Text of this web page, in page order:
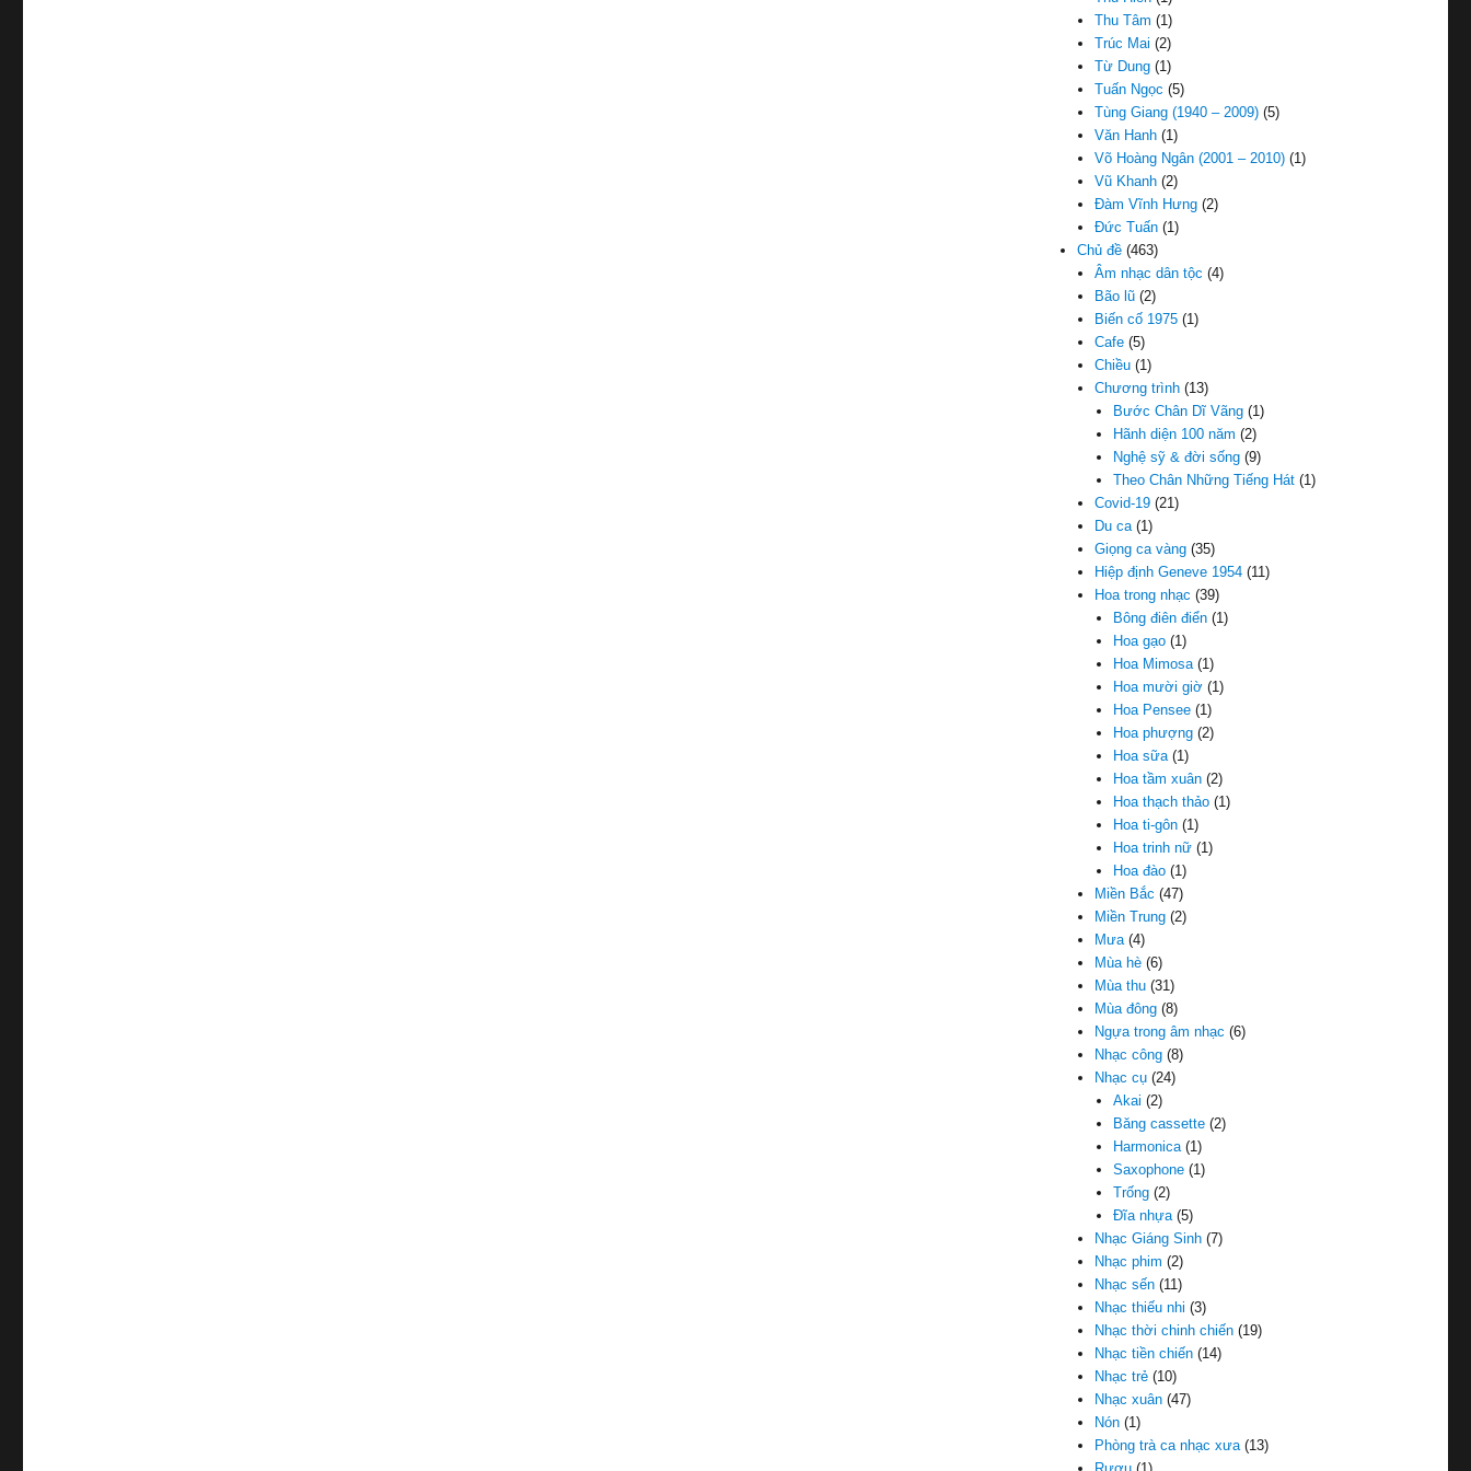
Thu Tâm (1)
Trúc Mai (2)
Từ Dung (1)
Tuấn Ngọc (5)
Tùng Giang (1940 – 2009) (5)
Văn Hanh (1)
Võ Hoàng Ngân (2001 – 2010) (1)
Vũ Khanh (2)
Đàm Vĩnh Hưng (2)
Đức Tuấn (1)
Chủ đề (463)
Âm nhạc dân tộc (4)
Bão lũ (2)
Biến cố 1975 (1)
Cafe (5)
Chiều (1)
Chương trình (13)
Bước Chân Dĩ Vãng(1)
Hãnh diện 100 năm (2)
Nghệ sỹ & đời sống(9)
Theo Chân Những Tiếng Hát(1)
Covid-19 (21)
Du ca(1)
Giọng ca vàng (35)
Hiệp định Geneve 1954 (11)
Hoa trong nhạc (39)
Bông điên điển(1)
Hoa gạo(1)
Hoa Mimosa(1)
Hoa mười giờ(1)
Hoa Pensee(1)
Hoa phượng(2)
Hoa sữa(1)
Hoa tầm xuân(2)
Hoa thạch thảo(1)
Hoa ti-gôn(1)
Hoa trinh nữ(1)
Hoa đào(1)
Miền Bắc (47)
Miền Trung (2)
Mưa(4)
Mùa hè (6)
Mùa thu (31)
Mùa đông (8)
Ngựa trong âm nhạc (6)
Nhạc công (8)
Nhạc cụ (24)
Akai (2)
Băng cassette(2)
Harmonica(1)
Saxophone(1)
Trống(2)
Đĩa nhựa(5)
Nhạc Giáng Sinh (7)
Nhạc phim (2)
Nhạc sến (11)
Nhạc thiếu nhi (3)
Nhạc thời chinh chiến (19)
Nhạc tiền chiến (14)
Nhạc trẻ (10)
Nhạc xuân (47)
Nón (1)
Phòng trà ca nhạc xưa(13)